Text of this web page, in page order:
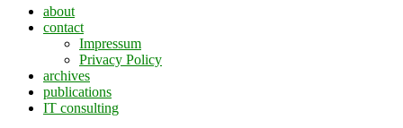
about
contact
Impressum
Privacy Policy
archives
publications
IT consulting